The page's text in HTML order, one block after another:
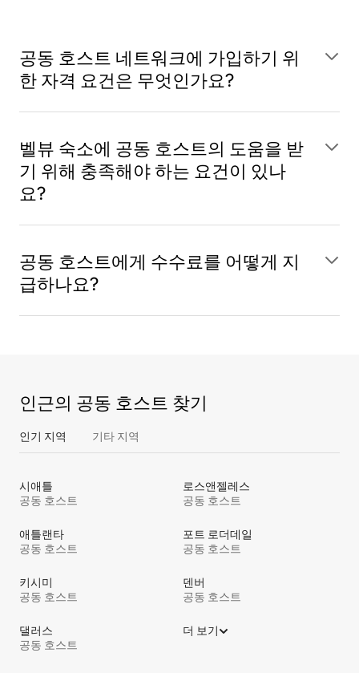
공동 호스트 네트워크에 가입하기 위
한 자격 요건은 무엇인가요?
벨뷰 숙소에 공동 호스트의 도움을 받
기 위해 충족해야 하는 요건이 있나
요?
공동 호스트에게 수수료를 어떻게 지
급하나요?
인근의 공동 호스트 찾기
인기 지역 기타 지역
시애틀
공동 호스트
로스앤젤레스
공동 호스트
애틀랜타
공동 호스트
포트 로더데일
공동 호스트
키시미
공동 호스트
덴버
공동 호스트
댈러스
공동 호스트
더 보기